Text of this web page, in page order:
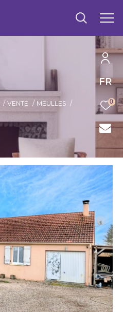
FR
0
VENTE
MEULLES